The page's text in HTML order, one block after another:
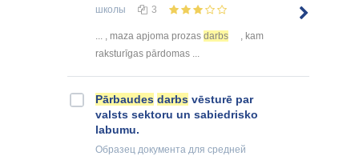
школы
3
... , maza apjoma prozas darbs
, kam
raksturīgas pārdomas ...
Pārbaudes darbs vēsturē par
valsts sektoru un sabiedrisko
labumu.
Образец документа для средней